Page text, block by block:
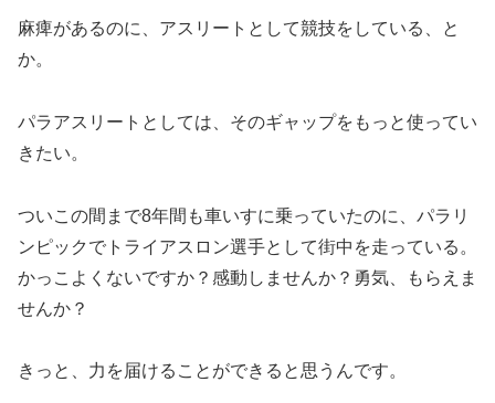
麻痺があるのに、アスリートとして競技をしている、と
か。
パラアスリートとしては、そのギャップをもっと使ってい
きたい。
ついこの間まで8年間も車いすに乗っていたのに、パラリ
ンピックでトライアスロン選手として街中を走っている。
かっこよくないですか？感動しませんか？勇気、もらえま
せんか？
きっと、力を届けることができると思うんです。